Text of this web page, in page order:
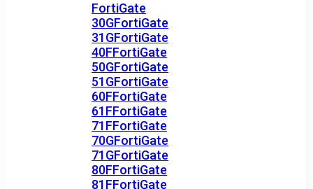
FortiGate
30GFortiGate
31GFortiGate
40FFortiGate
50GFortiGate
51GFortiGate
60FFortiGate
61FFortiGate
71FFortiGate
70GFortiGate
71GFortiGate
80FFortiGate
81FFortiGate